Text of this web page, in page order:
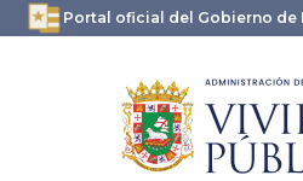
Portal oficial del Gobierno de
oficial.pr.gov